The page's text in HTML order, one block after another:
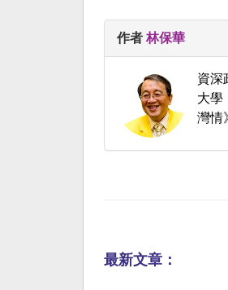
作者 林保華
資深
大學
灣情
最新文章：